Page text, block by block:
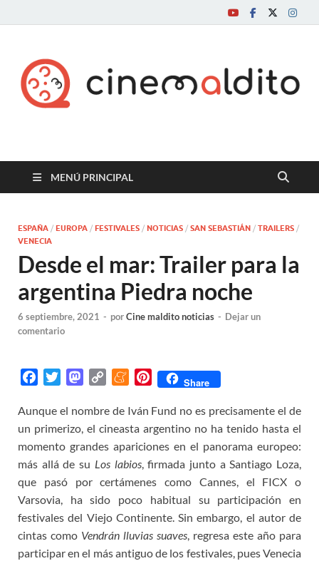
Cine maldito
MENÚ PRINCIPAL
ESPAÑA / EUROPA / FESTIVALES / NOTICIAS / SAN SEBASTIÁN / TRAILERS /
VENECIA
Desde el mar: Trailer para la
argentina Piedra noche
6 septiembre, 2021 - porCine maldito noticias - Dejar un
comentario
c
e
b
o
k
i
t
t
e
r
M
s
t
o
d
o
p
y
L
i
n
k
M
n
e
a
m
e
P
n
t
e
r
e
s
t
Share
Aunque el nombre de Iván Fund no es precisamente el de
un primerizo, el cineasta argentino no ha tenido hasta el
momento grandes apariciones en el panorama europeo:
más allá de su Los labios, firmada junto a Santiago Loza,
que pasó por certámenes como Cannes, el FICX o
Varsovia, ha sido poco habitual su participación en
festivales del Viejo Continente. Sin embargo, el autor de
cintas como Vendrán lluvias suaves, regresa este año para
participar en el más antiguo de los festivales, pues Venecia